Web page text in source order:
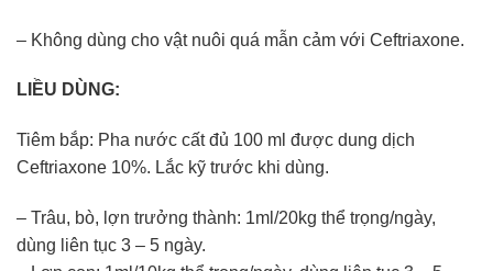
– Không dùng cho vật nuôi quá mẫn cảm với Ceftriaxone.
LIỀU DÙNG:
Tiêm bắp: Pha nước cất đủ 100 ml được dung dịch
Ceftriaxone 10%. Lắc kỹ trước khi dùng.
– Trâu, bò, lợn trưởng thành: 1ml/20kg thể trọng/ngày,
dùng liên tục 3 – 5 ngày.